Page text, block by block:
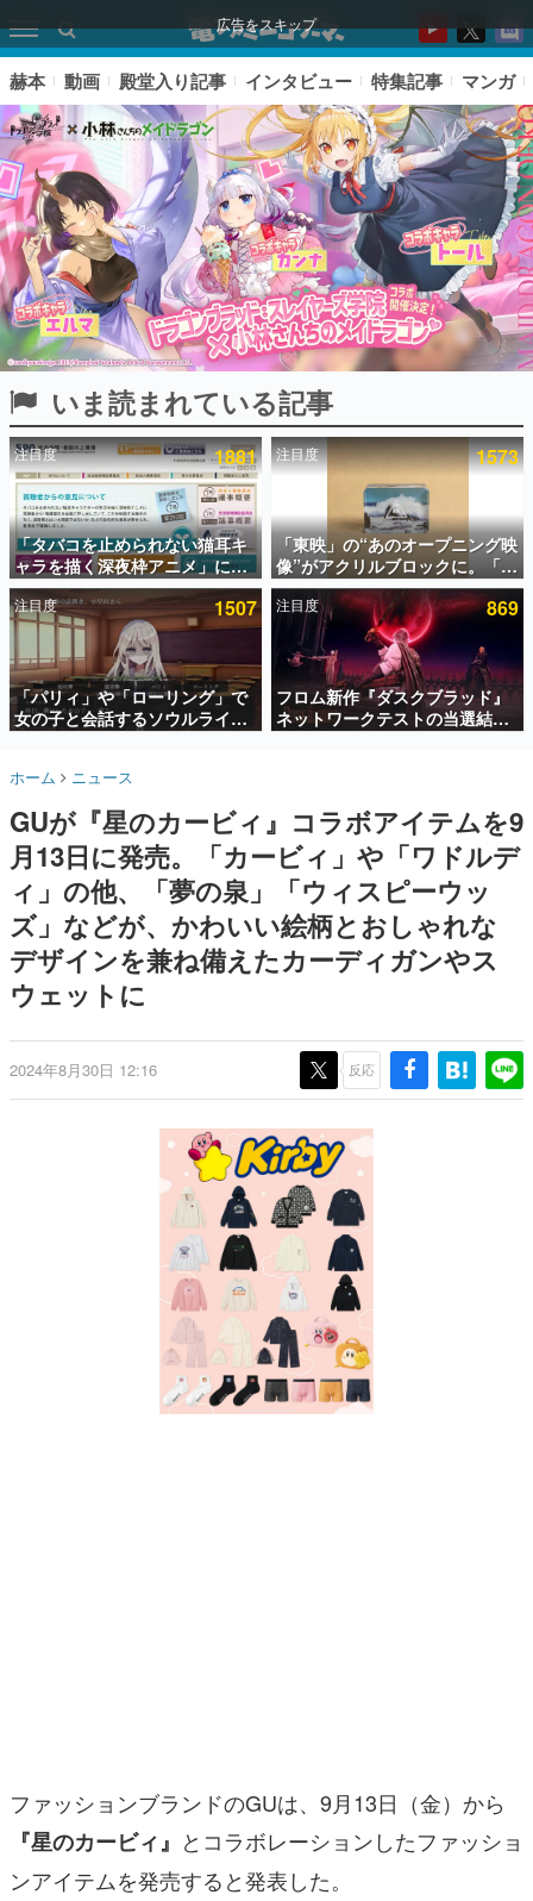
広告をスキップ
ピックアップ
電ファミのいま読まれている記事ランキング
アプリセール情報
インタビュー
連載・特集一覧
殿堂入り記事
SNS拡散数が数千以上！ ページビュー数万以上！ などな
ど。多くの人々に読まれた、電ファミ渾身の“殿堂入り”記
事をまとめました。
名作ゲームクリエイターの方々に製作時のエピソードをお
きます。
赫本
この物語を解いてはいけない。『赫本』は、〈試験問題〉
の形をした短編ホラー小説集です。
新世代に訊く
これからのデジタルゲーム市場を担う若きクリエイター達
の姿を追い、彼らのルーツと情熱を探っていきます。
ゲーム世代の作家たち
ゲームに多大な影響を受けた作家さんに取材し、ゲームが
日本のコンテンツ産業やカルチャーに与えた影響を探る企
画です。
日本モバイルゲーム産業史
日本のモバイルゲーム史における主要なトピック・タイト
ルを網羅するほか、開発者へのインタビューや識者による
解説を掲載。約20年の歴史が一望できる決定版！
若ゲのいたり〜ゲームクリエイターの青春〜
『うつヌケ』『ペンと箸』等で知られるマンガ家・田中圭
一先生によるゲーム業界レポートマンガです。
なんでゲームは面白い？
ゲーム開発者・hamatsu氏がゲームの魅力を画面や操作の
具体的な形から解き明かしていく、硬派で骨太な評論連載
です。
その他
電ファミニコゲーマーとは？
運営：株式会社マレ
赫本 動画 殿堂入り記事 インタビュー 特集記事 マンガ
いま読まれている記事
注目度 1881
「タバコを止められない猫耳キ
ャラを描く深夜枠アニメ」に視
聴者の一部から批判意見。違法
薬物の使用と思しき描写も含め
て、BPOが議論を交わす
注目度 1573
「東映」の“あのオープニング映
像”がアクリルブロックに。「東
映ヒストリカル グッズコレクシ
ョン」が8月下旬より発売
注目度 1507
「パリィ」や「ローリング」で
女の子と会話するソウルライク
恋愛ゲーム『小早川さんはソウ
敗すると「YOU DIED」
注目度 869
フロム新作『ダスクブラッド』
ネットワークテストの当選結果
が8月7日22時に発表。応募サイ
ホーム ニュース
GUが『星のカービィ』コラボアイテムを9
月13日に発売。「カービィ」や「ワドルデ
ィ」の他、「夢の泉」「ウィスピーウッ
ズ」などが、かわいい絵柄とおしゃれな
デザインを兼ね備えたカーディガンやス
ウェットに
2024年8月30日 12:16 反応
ファッションブランドのGUは、9月13日（金）から
『星のカービィ』 とコラボレーションしたファッショ
ンアイテムを発売すると発表した。